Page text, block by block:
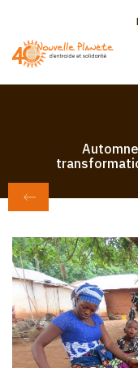
contenu
principal